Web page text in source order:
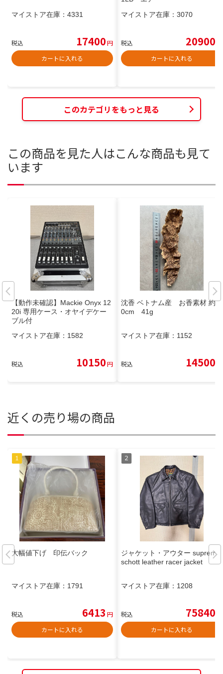
マイストア在庫： 4331
税込 17400円
カートに入れる
マイストア在庫： 3070
税込 20900
カートに入れる
このカテゴリをもっと見る
この商品を見た人はこんな商品も見て
います
【動作未確認】Mackie Onyx 12
20i 専用ケース・オヤイデケー
ブル付
マイストア在庫： 1582
税込 10150円
沈香 ベトナム産 お香素材 約2
0cm 41g
マイストア在庫： 1152
税込 14500
近くの売り場の商品
大幅値下げ 印伝バック
マイストア在庫： 1791
税込 6413 円
カートに入れる
ジャケット・アウター supreme
schott leather racer jacket
マイストア在庫： 1208
税込 75840
カートに入れる